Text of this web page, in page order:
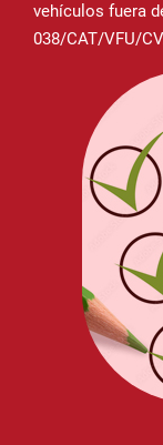
vehículos fuera
038/CAT/VFU/